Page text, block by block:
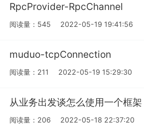
RpcProvider-RpcChannel
阅读量：545 2022-05-19 19:41:56
muduo-tcpConnection
阅读量：211 2022-05-19 15:29:30
从业务出发谈怎么使用一个框架
阅读量：206 2022-05-18 22:37:20